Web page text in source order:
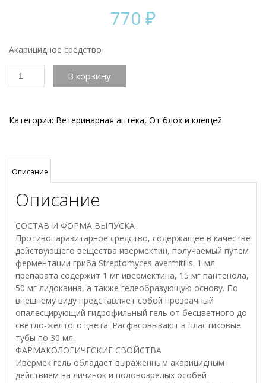
770 ₽
Акарицидное средство
товара
30мл
В корзину
Категории: Ветеринарная аптека, От блох и клещей
Описание
Описание
СОСТАВ И ФОРМА ВЫПУСКА
Противопаразитарное средство, содержащее в качестве
действующего вещества ивермектин, получаемый путем
ферментации гриба Streptomyces avermitilis. 1 мл
препарата содержит 1 мг ивермектина, 15 мг пантенола,
50 мг лидокаина, а также гелеобразующую основу. По
внешнему виду представляет собой прозрачный
опалесцирующий гидрофильный гель от бесцветного до
светло-желтого цвета. Расфасовывают в пластиковые
тубы по 30 мл.
ФАРМАКОЛОГИЧЕСКИЕ СВОЙСТВА
Ивермек гель обладает выраженным акарицидным
действием на личинок и половозрелых особей